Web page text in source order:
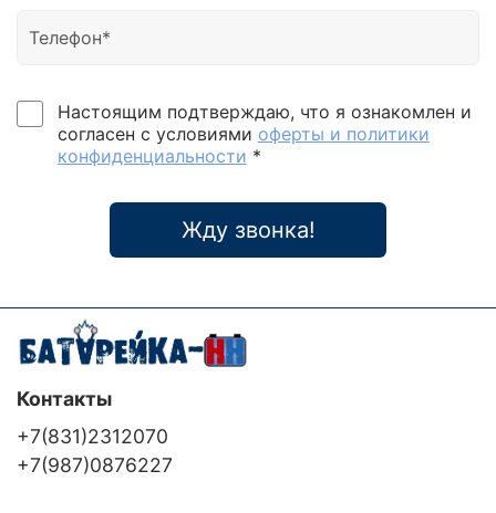
Настоящим подтверждаю, что я ознакомлен и
согласен с условиями оферты и политики
конфиденциальности *
Жду звонка!
Контакты
+7(831)2312070
+7(987)0876227